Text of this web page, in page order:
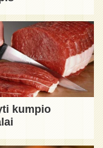
kumpio